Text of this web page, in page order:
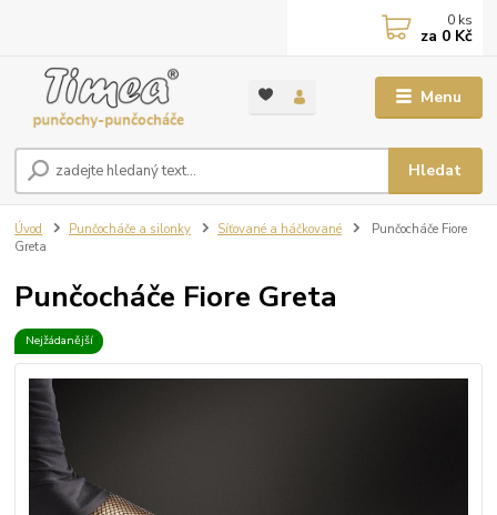
Menu
Hledat
0 ks
za 0 Kč
Úvod Punčocháče a silonky Síťované a háčkované
Punčocháče Fiore
Greta
Punčocháče Fiore Greta
Nejžádanější